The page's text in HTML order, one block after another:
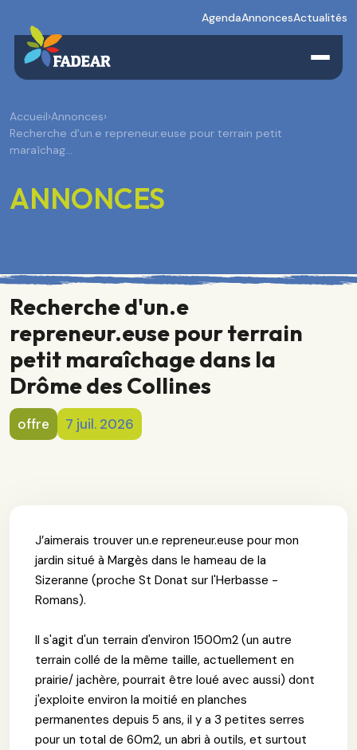
AgendaAnnoncesActualités
Accueil›Annonces›
Recherche d'un.e repreneur.euse pour terrain petit
maraîchag…
ANNONCES
Recherche d'un.e
repreneur.euse pour terrain
petit maraîchage dans la
Drôme des Collines
offre 7 juil. 2026
J’aimerais trouver un.e repreneur.euse pour mon
jardin situé à Margès dans le hameau de la
Sizeranne (proche St Donat sur l'Herbasse -
Romans).
Il s'agit d'un terrain d'environ 1500m2 (un autre
terrain collé de la même taille, actuellement en
prairie/ jachère, pourrait être loué avec aussi) dont
j'exploite environ la moitié en planches
permanentes depuis 5 ans, il y a 3 petites serres
pour un total de 60m2, un abri à outils, et surtout